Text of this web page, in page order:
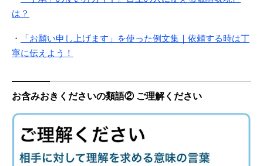
は？
・
「お願い申し上げます」を使った例文集｜依頼する時は丁
寧に伝えよう！
お含みおきくださいの類語② ご理解ください